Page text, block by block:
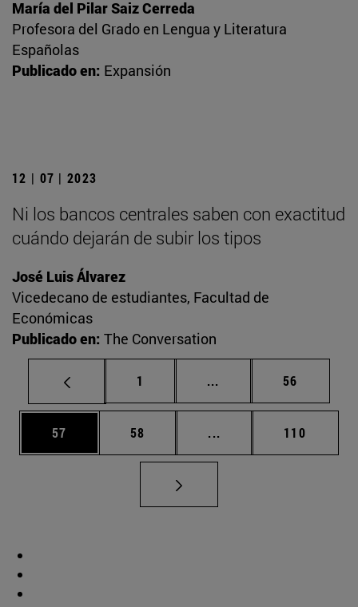
María del Pilar Saiz Cerreda
Profesora del Grado en Lengua y Literatura
Españolas
Publicado en: Expansión
12 | 07 | 2023
Ni los bancos centrales saben con exactitud
cuándo dejarán de subir los tipos
José Luis Álvarez
Vicedecano de estudiantes, Facultad de
Económicas
Publicado en: The Conversation
Página
1 ... Páginas intermedias
Página
56
Página
57 Página
58 ... Páginas intermedias
Página
110